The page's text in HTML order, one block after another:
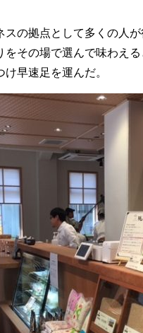
の拠点として多くの人
をその場で選んで味わえ
早速足を運んだ。